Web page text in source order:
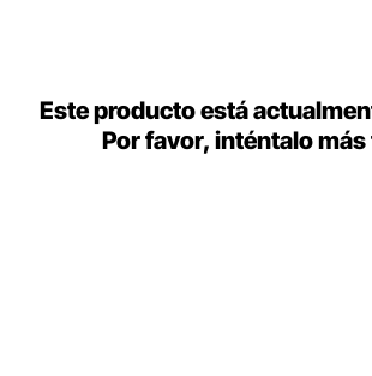
Este producto está
Por favor, inténtalo más